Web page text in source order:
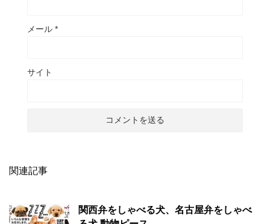
メール *
サイト
関連記事
関西弁をしゃべる犬、名古屋弁をしゃべ